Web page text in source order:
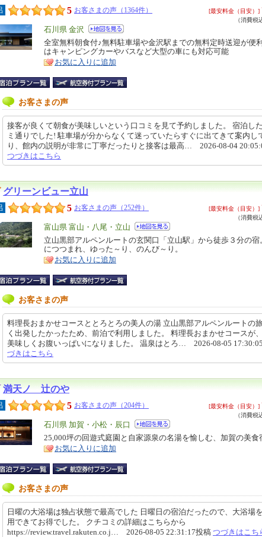
5 お客さまの声（1364件） [最安料金（目安）]
（消費税
エ
リ
ア
石川県 金沢
特
徴
全室無料朝食付♪無料駐車場や金沢駅までの無料定時送迎が便
はキャンピングカーやバスなど大型の車にも対応可能
お気に入りに追加
お客さまの声
接客が良くて朝食が美味しいという口コミを見て予約しました。 宿泊し
ミ通りでした! 駐車場が分からなくて迷っていたらすぐに出てきて案内し
り、館内の説明が非常に丁寧だったりと接客は最高… 2026-08-04
つづきはこちら
グリーンビュー立山
5 お客さまの声（252件） [最安料金（目安）]
（消費税
エ
リ
ア
富山県 富山・八尾・立山
特
徴
立山黒部アルペンルートの玄関口「立山駅」から徒歩３分の宿
につつまれ、ゆった～り、のんび～り。
お気に入りに追加
お客さまの声
料理長おまかせコースととろとろの美人の湯 立山黒部アルペンルートの
く出発したかったため、前泊で利用しました。 料理長おまかせコースが
美味しくお腹いっぱいになりました。 温泉はとろ… 2026-08-05
づきはこちら
満天ノ 辻のや
5 お客さまの声（204件） [最安料金（目安）]
（消費税
エ
リ
ア
石川県 加賀・小松・辰口
特
徴
25,000坪の回遊式庭園と自家源泉の名湯を愉しむ、加賀の美食
お気に入りに追加
お客さまの声
日曜の大浴場は独占状態で最高でした 日曜日の宿泊だったので、大浴場
用できてお得でした。 クチコミの詳細はこちらから
https://review.travel.rakuten.co.j… 2026-08-05 22:31:17投稿 つづきはこち